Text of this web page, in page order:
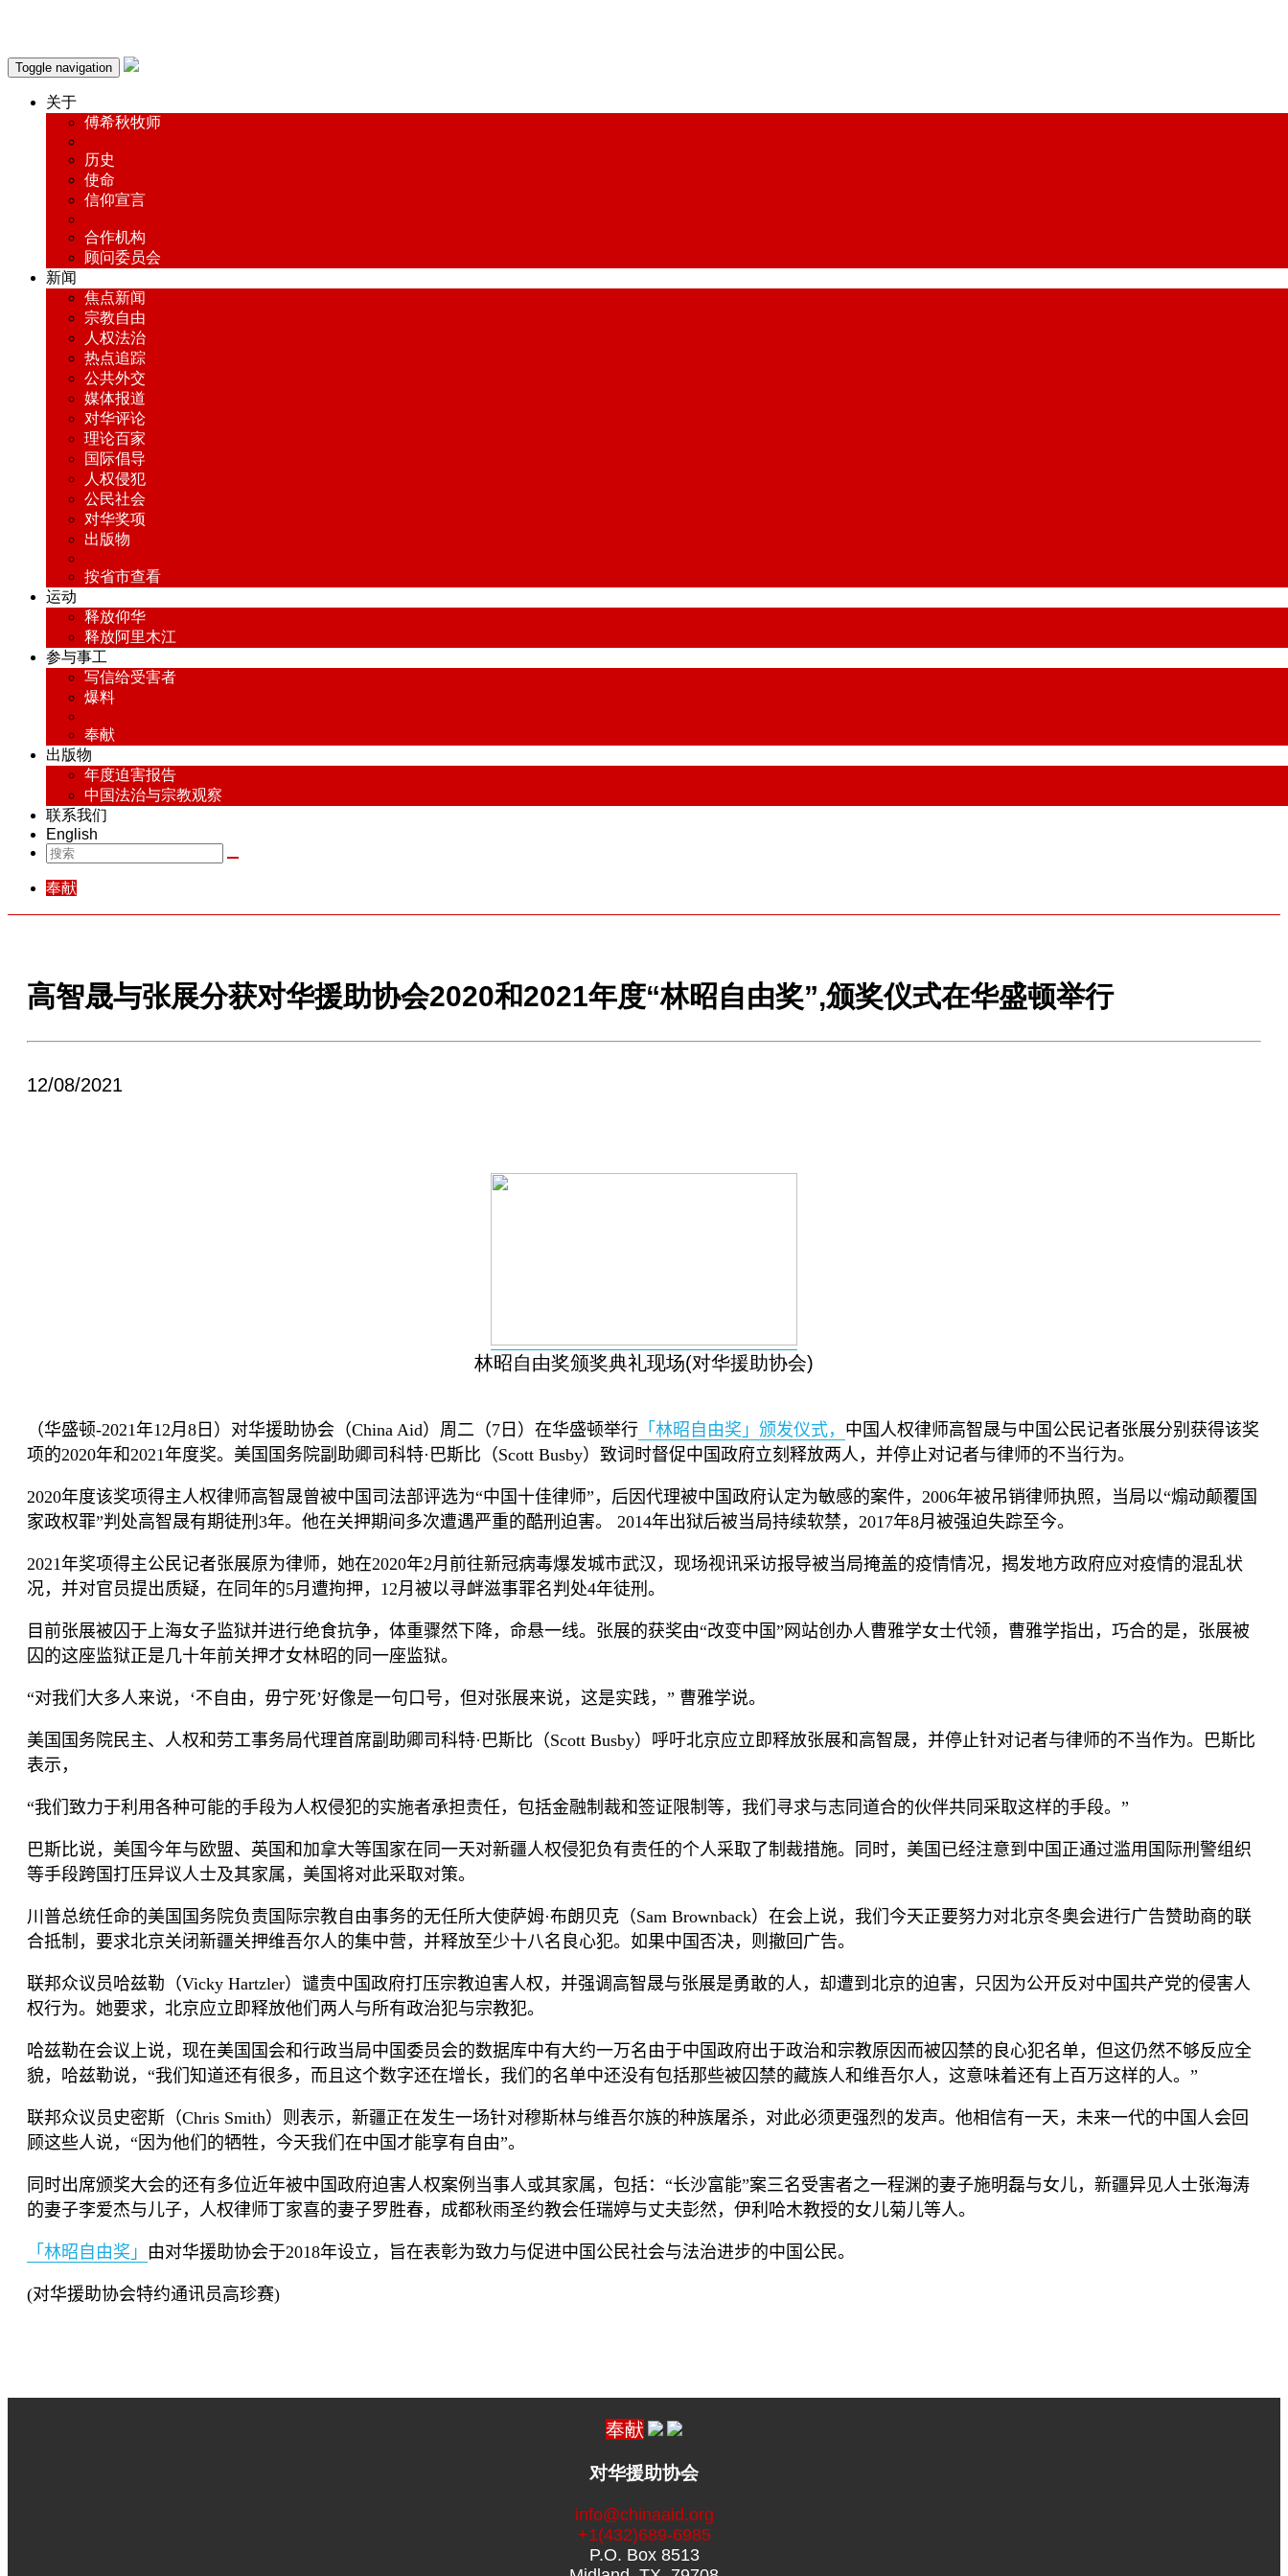
Toggle navigation
关于
傅希秋牧师
历史
使命
信仰宣言
合作机构
顾问委员会
新闻
焦点新闻
宗教自由
人权法治
热点追踪
公共外交
媒体报道
对华评论
理论百家
国际倡导
人权侵犯
公民社会
对华奖项
出版物
按省市查看
运动
释放仰华
释放阿里木江
参与事工
写信给受害者
爆料
奉献
出版物
年度迫害报告
中国法治与宗教观察
联系我们
English
奉献
高智晟与张展分获对华援助协会2020和2021年度“林昭自由奖”,颁奖仪式在华盛顿举行
12/08/2021
林昭自由奖颁奖典礼现场(对华援助协会)
（华盛顿-2021年12月 8 日）对华援助协会（China Aid）周二（7 日）在华盛顿举行 「林昭自由奖」颁发仪式， 中国人权律师高智晟与中国公民记者张展分别获得该奖
项的2020年和 2021年度奖。美国国务院副助卿司科特· 巴斯比（Scott Busby）致词时督促中国政府立刻释放两人，并停止对记者与律师的不当行为。
2020年度该奖项得主人权律师高智晟曾被中国司法部评选为“中国十佳律师” ，后因代理被中国政府认定为敏感的案件， 2006年被吊销律师执照，当局以“煽动颠覆国
家政权罪”判处高智晟有期徒刑 3年。他在关押期间多次遭遇严重的酷刑迫害。 2014年出狱后被当局持续软禁， 2017年8月被强迫失踪至今。
2021年奖项得主公民记者张展原为律师，她在2020年2月前往新冠病毒爆发城市武汉，现场视讯采访报导被当局掩盖的疫情情况，揭发地方政府应对疫情的混乱状
况，并对官员提出质疑，在同年的5月遭拘押， 12月被以寻衅滋事罪名判处4年徒刑。
目前张展被囚于上海女子监狱并进行绝食抗争，体重骤然下降，命悬一线。张展的获奖由“改变中国” 网站创办人曹雅学女士代领，曹雅学指出，巧合的是，张展被
囚的这座监狱正是几十年前关押才女林昭的同一座监狱。
“对我们大多人来说， ‘不自由，毋宁死’好像是一句口号，但对张展来说，这是实践， ” 曹雅学说。
美国国务院民主、人权和劳工事务局代理首席副助卿司科特· 巴斯比（Scott Busby）呼吁北京应立即释放张展和高智晟，并停止针对记者与律师的不当作为。巴斯比
表示，
“我们致力于利用各种可能的手段为人权侵犯的实施者承担责任，包括金融制裁和签证限制等，我们寻求与志同道合的伙伴共同采取这样的手段。 ”
巴斯比说，美国今年与欧盟、英国和加拿大等国家在同一天对新疆人权侵犯负有责任的个人采取了制裁措施。同时，美国已经注意到中国正通过滥用国际刑警组织
等手段跨国打压异议人士及其家属，美国将对此采取对策。
川普总统任命的美国国务院负责国际宗教自由事务的无任所大使萨姆·布朗贝克（Sam Brownback）在会上说，我们今天正要努力对北京冬奥会进行广告赞助商的联
合抵制，要求北京关闭新疆关押维吾尔人的集中营，并释放至少十八名良心犯。如果中国否决，则撤回广告。
联邦众议员哈兹勒（Vicky Hartzler）谴责中国政府打压宗教迫害人权，并强调高智晟与张展是勇敢的人，却遭到北京的迫害，只因为公开反对中国共产党的侵害人
权行为。她要求，北京应立即释放他们两人与所有政治犯与宗教犯。
哈兹勒在会议上说，现在美国国会和行政当局中国委员会的数据库中有大约一万名由于中国政府出于政治和宗教原因而被囚禁的良心犯名单，但这仍然不够反应全
貌，哈兹勒说， “我们知道还有很多，而且这个数字还在增长，我们的名单中还没有包括那些被囚禁的藏族人和维吾尔人，这意味着还有上百万这样的人。 ”
联邦众议员史密斯（Chris Smith）则表示，新疆正在发生一场针对穆斯林与维吾尔族的种族屠杀，对此必须更强烈的发声。他相信有一天，未来一代的中国人会回
顾这些人说， “因为他们的牺牲，今天我们在中国才能享有自由”。
同时出席颁奖大会的还有多位近年被中国政府迫害人权案例当事人或其家属，包括： “长沙富能”案三名受害者之一程渊的妻子施明磊与女儿，新疆异见人士张海涛
的妻子李爱杰与儿子，人权律师丁家喜的妻子罗胜春，成都秋雨圣约教会任瑞婷与丈夫彭然，伊利哈木教授的女儿菊儿等人。
「林昭自由奖」 由对华援助协会于2018年设立，旨在表彰为致力与促进中国公民社会与法治进步的中国公民。
(对华援助协会特约通讯员高珍赛)
奉献
对华援助协会
info@chinaaid.org
+1(432)689-6985
P.O. Box 8513